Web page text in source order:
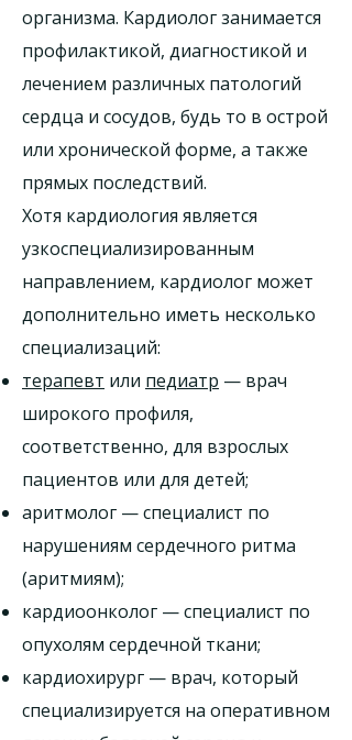
организма. Кардиолог занимается
профилактикой, диагностикой и
лечением различных патологий
сердца и сосудов, будь то в острой
или хронической форме, а также
прямых последствий.
Хотя кардиология является
узкоспециализированным
направлением, кардиолог может
дополнительно иметь несколько
специализаций:
терапевт или педиатр — врач
широкого профиля,
соответственно, для взрослых
пациентов или для детей;
аритмолог — специалист по
нарушениям сердечного ритма
(аритмиям);
кардиоонколог — специалист по
опухолям сердечной ткани;
кардиохирург — врач, который
специализируется на оперативном